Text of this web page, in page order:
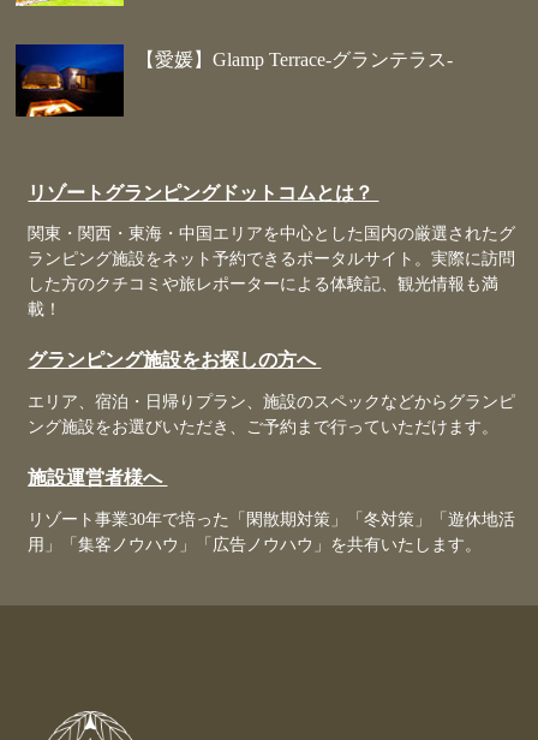
【愛媛】Glamp Terrace-グランテラス-
リゾートグランピングドットコムとは？
関東・関西・東海・中国エリアを中心とした国内の厳選されたグ
ランピング施設をネット予約できるポータルサイト。実際に訪問
した方のクチコミや旅レポーターによる体験記、観光情報も満
載！
グランピング施設をお探しの方へ
エリア、宿泊・日帰りプラン、施設のスペックなどからグランピ
ング施設をお選びいただき、ご予約まで行っていただけます。
施設運営者様へ
リゾート事業30年で培った「閑散期対策」「冬対策」「遊休地活
用」「集客ノウハウ」「広告ノウハウ」を共有いたします。